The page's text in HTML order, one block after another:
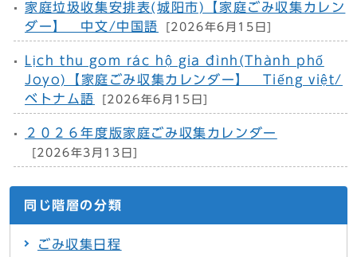
家庭垃圾收集安排表(城阳市)【家庭ごみ収集カレン
ダー】 中文/中国語
[2026年6月15日]
Lịch thu gom rác hộ gia đình(Thành phố
Joyo)【家庭ごみ収集カレンダー】 Tiếng việt/
ベトナム語
[2026年6月15日]
２０２６年度版家庭ごみ収集カレンダー
[2026年3月13日]
同じ階層の分類
ごみ収集日程